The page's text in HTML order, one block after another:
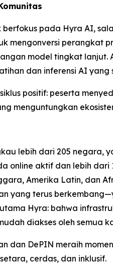
berfokus pada Hyra AI,
mengonversi perangkat
model tingkat
dan inferensi AI
positif: peserta
menguntungkan
lebih dari 205
online aktif dan lebih
Amerika Latin, dan
yang terus
Hyra: bahwa
diakses oleh semua
dan DePIN meraih
cerdas, dan inklusif.